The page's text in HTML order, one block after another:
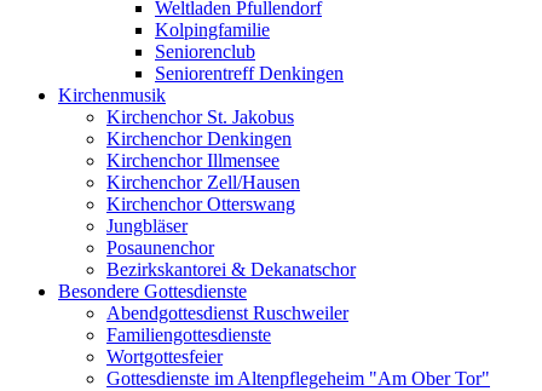
Weltladen Pfullendorf
Kolpingfamilie
Seniorenclub
Seniorentreff Denkingen
Kirchenmusik
Kirchenchor St. Jakobus
Kirchenchor Denkingen
Kirchenchor Illmensee
Kirchenchor Zell/Hausen
Kirchenchor Otterswang
Jungbläser
Posaunenchor
Bezirkskantorei & Dekanatschor
Besondere Gottesdienste
Abendgottesdienst Ruschweiler
Familiengottesdienste
Wortgottesfeier
Gottesdienste im Altenpflegeheim "Am Ober Tor"